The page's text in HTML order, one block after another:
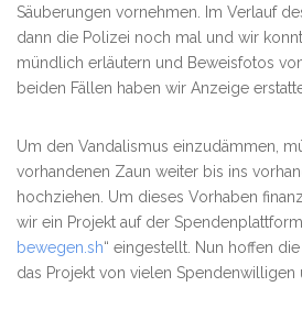
Säuberungen vornehmen. Im Verlauf
dann die Polizei noch mal und wir
mündlich erläutern und Beweisfotos
beiden Fällen haben wir Anzeige
Um den Vandalismus einzudämmen,
vorhandenen Zaun weiter bis ins
hochziehen. Um dieses Vorhaben
wir ein Projekt auf der Spendenplattform
bewegen.sh“ eingestellt. Nun hoffen
das Projekt von vielen Spendenwilligen